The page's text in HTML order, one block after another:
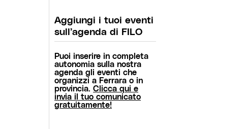
Aggiungi i tuoi eventi
sull’agenda di FILO
Puoi inserire in completa
autonomia sulla nostra
agenda gli eventi che
organizzi a Ferrara o in
provincia. Clicca qui e
invia il tuo comunicato
gratuitamente!